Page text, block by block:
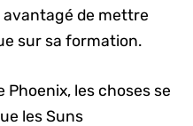
avantagé de mettre
sur sa formation.
Phoenix, les choses se
les Suns